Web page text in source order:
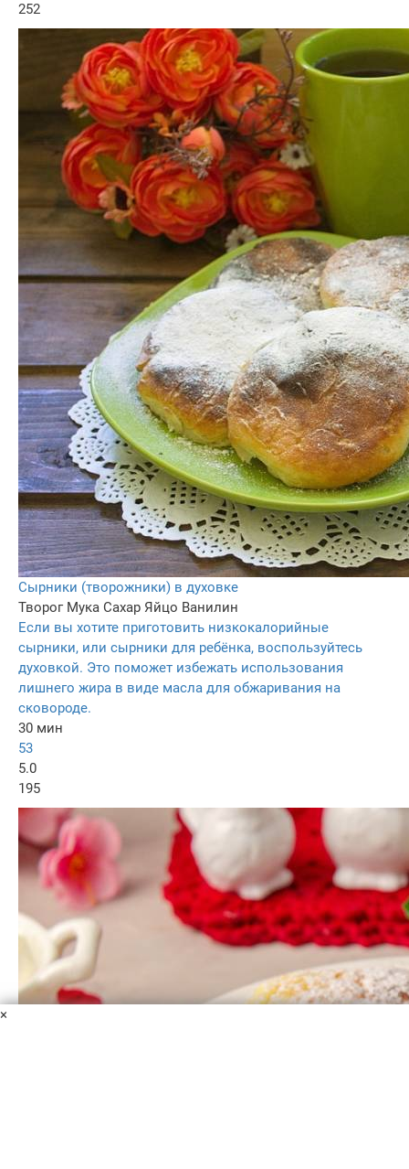
252
Сырники (творожники) в духовке
Творог Мука Сахар Яйцо Ванилин
Если вы хотите приготовить низкокалорийные
сырники, или сырники для ребёнка, воспользуйтесь
духовкой. Это поможет избежать использования
лишнего жира в виде масла для обжаривания на
сковороде.
30 мин
53
5.0
195
×